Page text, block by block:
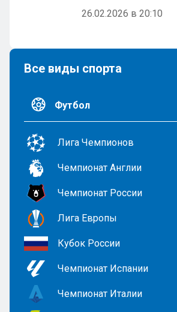
26.02.2026 в 20:10
Все виды спорта
Футбол
Лига Чемпионов
Чемпионат Англии
Чемпионат России
Лига Европы
Кубок России
Чемпионат Испании
Чемпионат Италии